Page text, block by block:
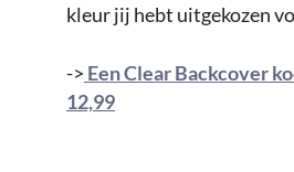
kleur jij hebt uitgekozen
-> Een Clear Backcover
12,99